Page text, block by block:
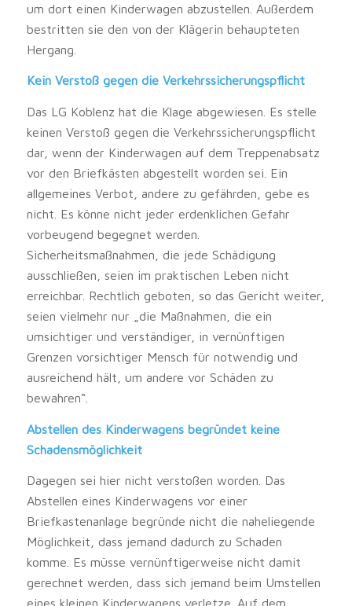
um dort einen Kinderwagen abzustellen. Außerdem
bestritten sie den von der Klägerin behaupteten
Hergang.
Kein Verstoß gegen die Verkehrssicherungspflicht
Das LG Koblenz hat die Klage abgewiesen. Es stelle
keinen Verstoß gegen die Verkehrssicherungspflicht
dar, wenn der Kinderwagen auf dem Treppenabsatz
vor den Briefkästen abgestellt worden sei. Ein
allgemeines Verbot, andere zu gefährden, gebe es
nicht. Es könne nicht jeder erdenklichen Gefahr
vorbeugend begegnet werden.
Sicherheitsmaßnahmen, die jede Schädigung
ausschließen, seien im praktischen Leben nicht
erreichbar. Rechtlich geboten, so das Gericht weiter,
seien vielmehr nur „die Maßnahmen, die ein
umsichtiger und verständiger, in vernünftigen
Grenzen vorsichtiger Mensch für notwendig und
ausreichend hält, um andere vor Schäden zu
bewahren“.
Abstellen des Kinderwagens begründet keine
Schadensmöglichkeit
Dagegen sei hier nicht verstoßen worden. Das
Abstellen eines Kinderwagens vor einer
Briefkastenanlage begründe nicht die naheliegende
Möglichkeit, dass jemand dadurch zu Schaden
komme. Es müsse vernünftigerweise nicht damit
gerechnet werden, dass sich jemand beim Umstellen
eines kleinen Kinderwagens verletze. Auf dem